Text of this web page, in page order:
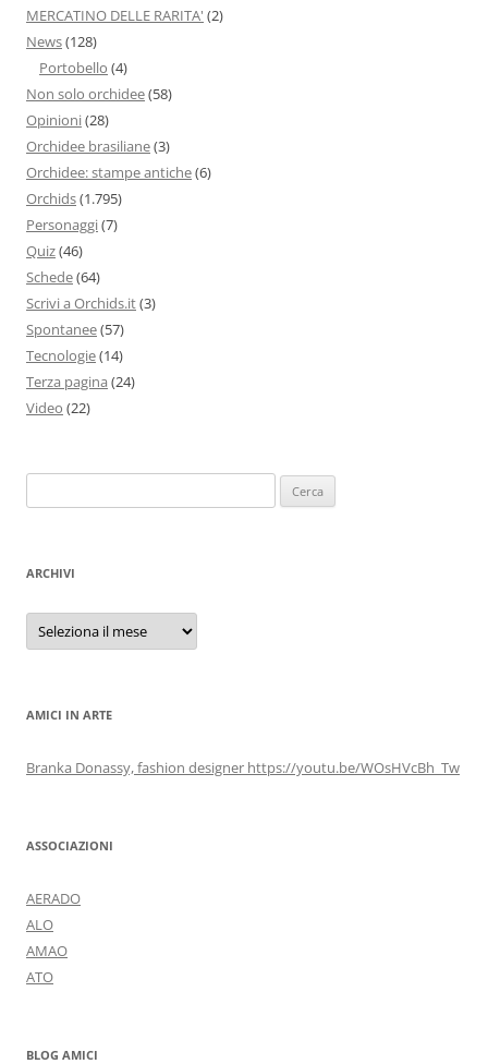
MERCATINO DELLE RARITA' (2)
News(128)
Portobello (4)
Non solo orchidee(58)
Opinioni(28)
Orchidee brasiliane(3)
Orchidee: stampe antiche(6)
Orchids(1.795)
Personaggi(7)
Quiz(46)
Schede(64)
Scrivi a Orchids.it(3)
Spontanee(57)
Tecnologie(14)
Terza pagina (24)
Video (22)
per:
ARCHIVI
Archivi
AMICI IN ARTE
Branka Donassy, fashion designer https://youtu.be/WOsHVcBh_Tw
ASSOCIAZIONI
AERADO
ALO
AMAO
ATO
BLOG AMICI